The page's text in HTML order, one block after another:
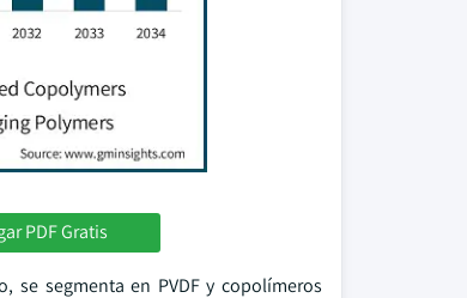
PDF Gratis
segmenta en PVDF y copolímeros